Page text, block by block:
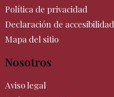
Política de privacidad
Declaración de accesibilidad
Mapa del sitio
Nosotros
Aviso legal